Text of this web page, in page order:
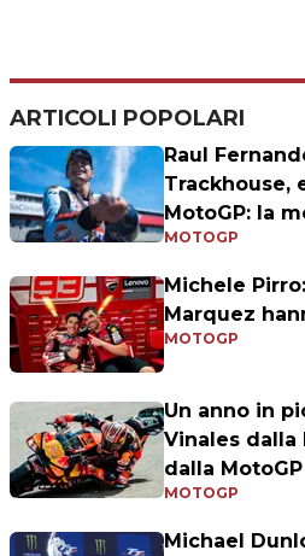
ARTICOLI POPOLARI
Raul
Trackhouse,
MotoGP: la
MOTOGP
Michele
Marquez
MOTOGP
Un anno in
Vinales dalla
dalla MotoGP
MOTOGP
Michael